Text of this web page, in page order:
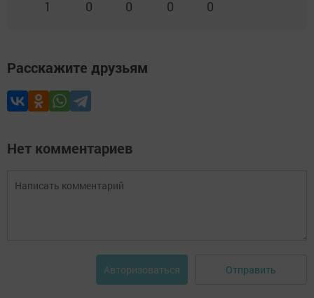
1 0 0 0 0
Расскажите друзьям
Нет комментариев
Авторизоваться Отправить